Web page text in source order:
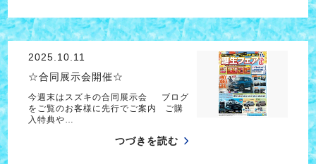
2025.10.11
☆合同展示会開催☆
今週末はスズキの合同展示会 ブログ
をご覧のお客様に先行でご案内 ご購
入特典や…
つづきを読む